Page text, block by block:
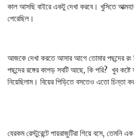
কাল আসছি বাইরে একটু দেখা করবে। খুসিতে
পেরেছিল।
আজকে দেখা করতে আসার আগে তোমার পছন্দের রং
পছন্দের রঙ্গের কাপড় সবটি আছে, কি পরি? খুব কষ্টে
নিয়েছিলাম। বিয়ের পিড়িতে বসতেও এতো চিন্তা
যেরকম রেস্টুরেন্টে পায়রাজুটিরা গিয়ে বসে, তেমনি